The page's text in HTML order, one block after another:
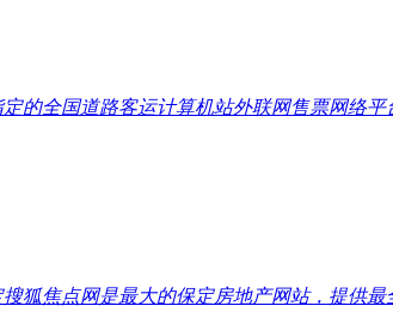
的全国道路客运计算机站外联网售票网络
狐焦点网是最大的保定房地产网站，提供